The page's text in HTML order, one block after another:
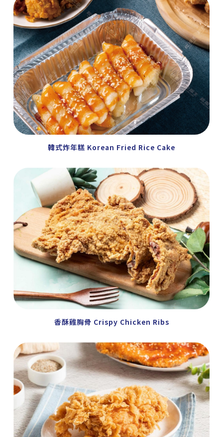
韓式炸年糕 Korean Fried Rice Cake
香酥雞胸骨 Crispy Chicken Ribs